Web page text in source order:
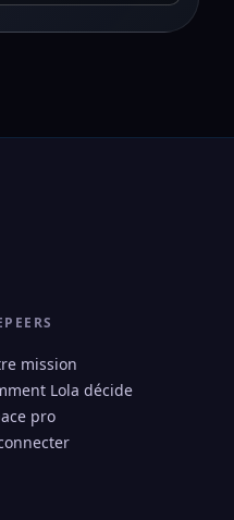
mission
Lola décide
pro